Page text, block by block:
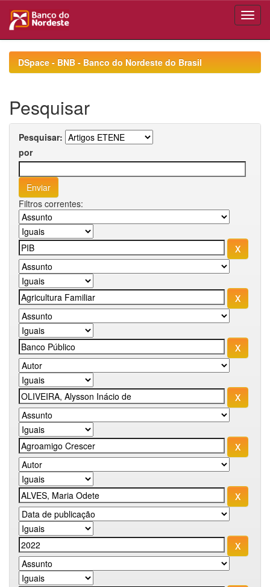
navigationDSpace - BNB - Banco do Nordeste do Brasil
Pesquisar
Pesquisar:
por
Filtros correntes: